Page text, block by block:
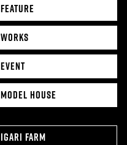
FEATURE
WORKS
EVENT
MODEL HOUSE
IGARI FARM